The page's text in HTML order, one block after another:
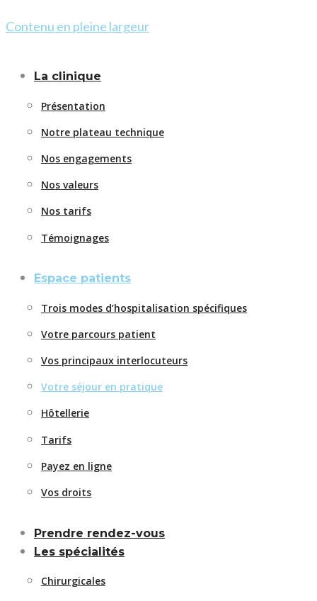
Contenu en pleine largeur
La clinique
Présentation
Notre plateau technique
Nos engagements
Nos valeurs
Nos tarifs
Témoignages
Espace patients
Trois modes d’hospitalisation spécifiques
Votre parcours patient
Vos principaux interlocuteurs
Votre séjour en pratique
Hôtellerie
Tarifs
Payez en ligne
Vos droits
Prendre rendez-vous
Les spécialités
Chirurgicales